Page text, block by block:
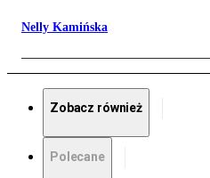
Nelly Kamińska
Zobacz również
Polecane